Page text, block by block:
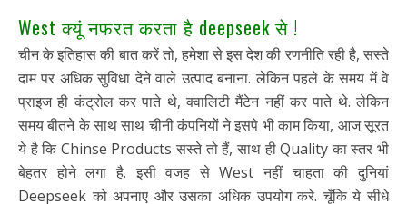
West क्यूं नफरत करता है deepseek से !
चीन के इतिहास की बात करें तो, हमेशा से इस देश की रणनीति रही है, सस्ते
दाम पर अधिक सुविधा देने वाले उत्पाद बनाना. लेकिन पहले के समय में वे
प्राइज ही कंट्रोल कर पाते थे, क्वालिटी मैंटेन नहीं कर पाते थे. लेकिन
समय बीतने के साथ साथ चीनी कंपनियों ने इसपे भी काम किया, आज सूरत
ये है कि Chinse Products सस्ते तो हैं, साथ ही Quality का स्तर भी
बेहतर होने लगा है. इसी वजह से West नहीं चाहता की दुनियां
Deepseek को अपनाए और उसका अधिक उपयोग करे. चूँकि ये सीधे